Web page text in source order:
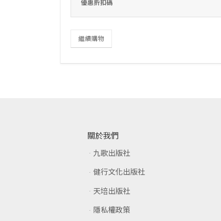
優惠折扣碼
繼續購物
關於我們
九歌出版社
健行文化出版社
天培出版社
隱私權政策